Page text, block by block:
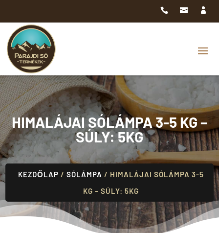
HIMALÁJAI SÓLÁMPA 3-5 KG –
SÚLY: 5KG
KEZDŐLAP / SÓLÁMPA / HIMALÁJAI SÓLÁMPA 3-5
KG – SÚLY: 5KG